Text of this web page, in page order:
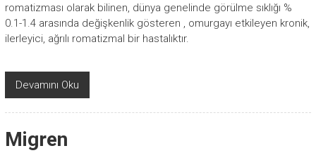
romatizması olarak bilinen, dünya genelinde görülme sıklığı %
0.1-1.4 arasında değişkenlik gösteren , omurgayı etkileyen kronik,
ilerleyici, ağrılı romatizmal bir hastalıktır.
Devamını Oku
Migren